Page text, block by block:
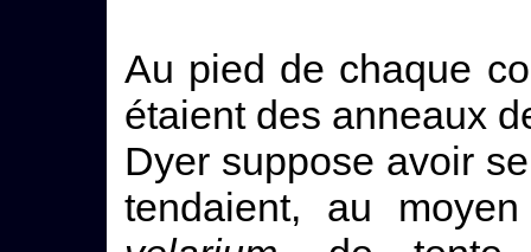
Au pied de chaque
étaient des anneaux
Dyer suppose avoir
tendaient, au